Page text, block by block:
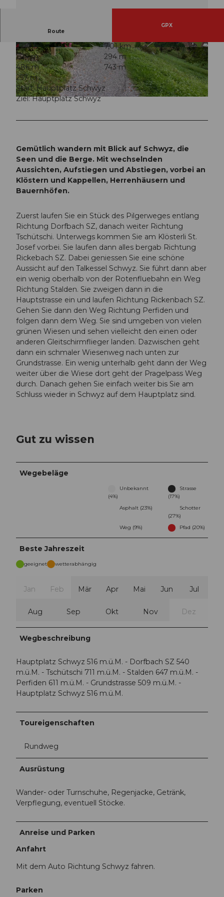
© Erlebnisregion Mythen, Schwyzer Wanderwege |
© Erlebnisregion Mythen, Schwyzer Wanderwe
ge |
CC-BY
© GfuG Schwyz, Schwyzer Wanderwege |
CC-BY
Route
GPX
2:00 h
7,01 km
294 m
294 m
486 m
743 m
257 m
Start: Hauptplatz Schwyz
Ziel: Hauptplatz Schwyz
Gemütlich wandern mit Blick auf Schwyz, die
Seen und die Berge. Mit wechselnden
Aussichten, Aufstiegen und Abstiegen, vorbei an
Klöstern und Kappellen, Herrenhäusern und
Bauernhöfen.
Zuerst laufen Sie ein Stück des Pilgerweges entlang
Richtung Dorfbach SZ, danach weiter Richtung
Tschütschi. Unterwegs kommen Sie am Klösterli St.
Josef vorbei. Sie laufen dann alles bergab Richtung
Rickebach SZ. Dabei geniessen Sie eine schöne
Aussicht auf den Talkessel Schwyz. Sie führt dann aber
ein wenig oberhalb von der Rotenfluebahn ein Weg
Richtung Stalden. Sie zweigen dann in die
Hauptstrasse ein und laufen Richtung Rickenbach SZ.
Gehen Sie dann den Weg Richtung Perfiden und
folgen dann dem Weg. Sie sind umgeben von vielen
grünen Wiesen und sehen vielleicht den einen oder
anderen Gleitschirmflieger landen. Dazwischen geht
dann ein schmaler Wiesenweg nach unten zur
Grundstrasse. Ein wenig unterhalb geht dann der Weg
weiter über die Wiese dort geht der Pragelpass Weg
durch. Danach gehen Sie einfach weiter bis Sie am
Schluss wieder in Schwyz auf dem Hauptplatz sind.
Gut zu wissen
Wegebeläge
Unbekannt
(4%)
Strasse
(17%)
Asphalt (23%)
Schotter
(27%)
Weg (9%)
Pfad (20%)
Beste Jahreszeit
geeignet wetterabhängig
Jan Feb Mär Apr Mai Jun Jul
Aug Sep Okt Nov Dez
Wegbeschreibung
Hauptplatz Schwyz 516 m.ü.M. - Dorfbach SZ 540
m.ü.M. - Tschütschi 711 m.ü.M. - Stalden 647 m.ü.M. -
Perfiden 611 m.ü.M. - Grundstrasse 509 m.ü.M. -
Hauptplatz Schwyz 516 m.ü.M.
Toureigenschaften
Rundweg
Ausrüstung
Wander- oder Turnschuhe, Regenjacke, Getränk,
Verpflegung, eventuell Stöcke.
Anreise und Parken
Anfahrt
Mit dem Auto Richtung Schwyz fahren.
Parken